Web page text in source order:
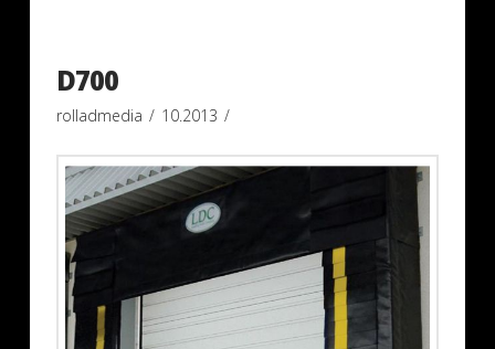
D700
rolladmedia 10.2013